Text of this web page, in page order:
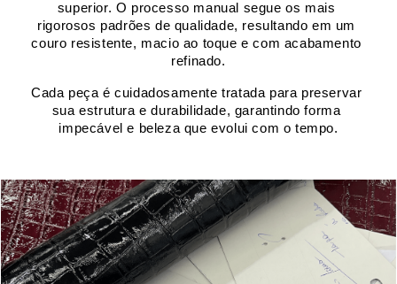
superior. O processo manual segue os mais
rigorosos padrões de qualidade, resultando em um
couro resistente, macio ao toque e com acabamento
refinado.
Cada peça é cuidadosamente tratada para preservar
sua estrutura e durabilidade, garantindo forma
impecável e beleza que evolui com o tempo.